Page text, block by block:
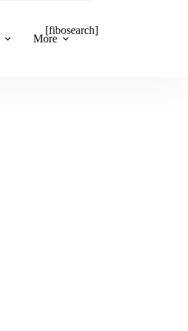
More
[fibosearch]